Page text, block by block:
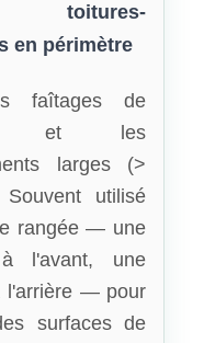
toitures-
en périmètre
faîtages de
et les
larges (>
utilisé
rangée — une
l'avant, une
l'arrière — pour
surfaces de